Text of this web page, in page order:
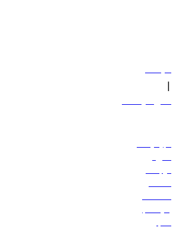
سياساتنا
|
الشروط والأحكام
حجز الرحلات
العروض
الوجهات
الأمتعة
المساعدة
إدارة الحجز
الأخبار